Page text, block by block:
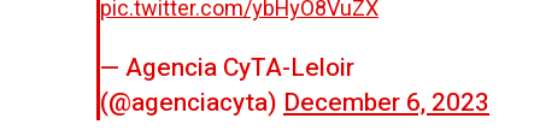
pic.twitter.com/ybHyO8VuZX
— Agencia CyTA-Leloir
(@agenciacyta) December 6, 2023